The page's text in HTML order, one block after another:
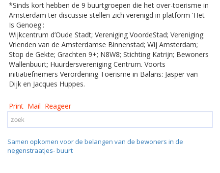
*Sinds kort hebben de 9 buurtgroepen die het over-toerisme in
Amsterdam ter discussie stellen zich verenigd in platform 'Het
Is Genoeg':
Wijkcentrum d’Oude Stadt; Vereniging VoordeStad; Vereniging
Vrienden van de Amsterdamse Binnenstad; Wij Amsterdam;
Stop de Gekte; Grachten 9+; N8W8; Stichting Katrijn; Bewoners
Wallenbuurt; Huurdersvereniging Centrum. Voorts
initiatiefnemers Verordening Toerisme in Balans: Jasper van
Dijk en Jacques Huppes.
Print Mail Reageer
Samen opkomen voor de belangen van de bewoners in de
negenstraatjes- buurt